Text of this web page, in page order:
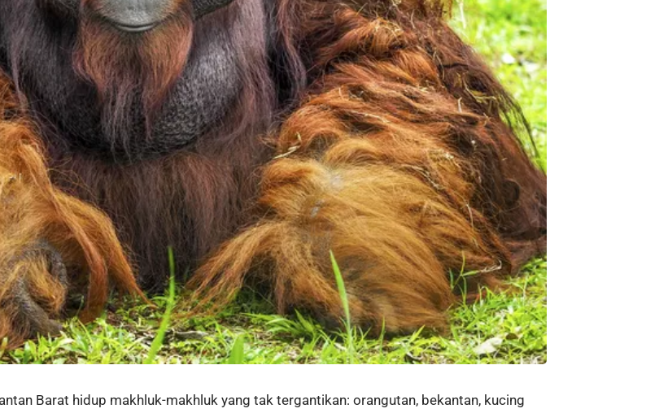
Barat hidup makhluk-makhluk yang tak tergantikan: orangutan, bekantan, kucing